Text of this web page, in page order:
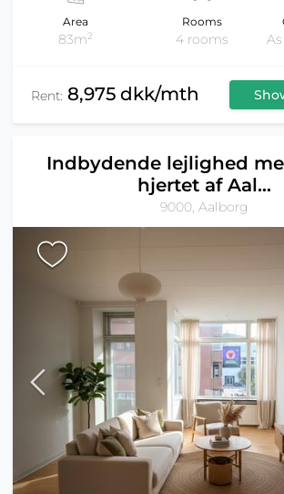
Area
83m2
Rooms
4 rooms
Rent: 8,975 dkk/mth
Indbydende lejlighed
hjertet af Aal...
9000, Aalborg